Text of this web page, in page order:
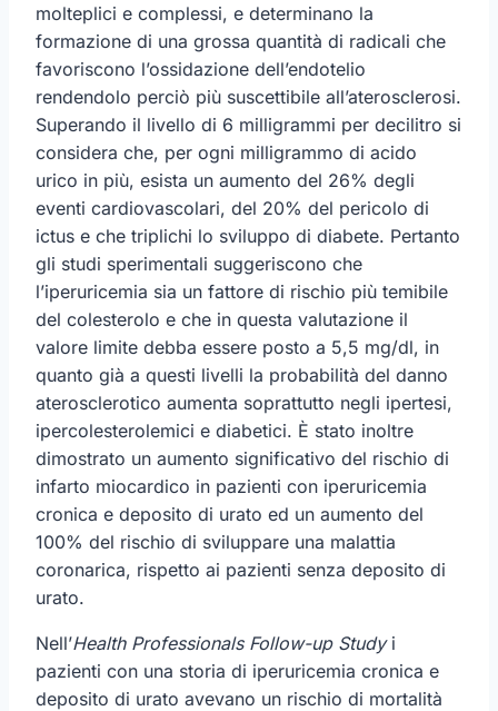
molteplici e complessi, e determinano la
formazione di una grossa quantità di radicali che
favoriscono l’ossidazione dell’endotelio
rendendolo perciò più suscettibile all’aterosclerosi.
Superando il livello di 6 milligrammi per decilitro si
considera che, per ogni milligrammo di acido
urico in più, esista un aumento del 26% degli
eventi cardiovascolari, del 20% del pericolo di
ictus e che triplichi lo sviluppo di diabete. Pertanto
gli studi sperimentali suggeriscono che
l’iperuricemia sia un fattore di rischio più temibile
del colesterolo e che in questa valutazione il
valore limite debba essere posto a 5,5 mg/dl, in
quanto già a questi livelli la probabilità del danno
aterosclerotico aumenta soprattutto negli ipertesi,
ipercolesterolemici e diabetici. È stato inoltre
dimostrato un aumento significativo del rischio di
infarto miocardico in pazienti con iperuricemia
cronica e deposito di urato ed un aumento del
100% del rischio di sviluppare una malattia
coronarica, rispetto ai pazienti senza deposito di
urato.
Nell’Health Professionals Follow-up Studyi
pazienti con una storia di iperuricemia cronica e
deposito di urato avevano un rischio di mortalità